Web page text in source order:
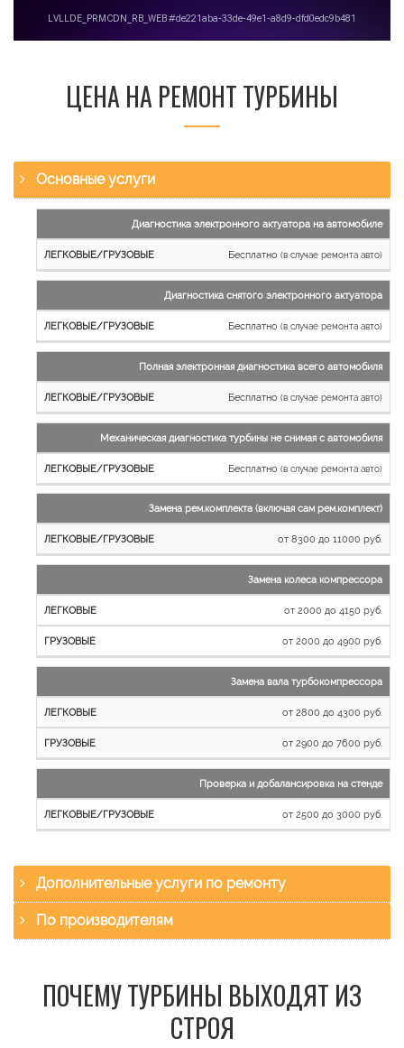
ЦЕНА НА РЕМОНТ ТУРБИНЫ
Основные услуги
работы
Легковые
и
Грузовые
автомобили
Диагностика электронного актуатора на автомобиле
Бесплатно (в случае ремонта авто)
Диагностика снятого электронного актуатора
Бесплатно (в случае ремонта авто)
Полная электронная диагностика всего автомобиля
Бесплатно (в случае ремонта авто)
Механическая диагностика турбины не снимая с автомобиля
Бесплатно (в случае ремонта авто)
Замена рем.комплекта (включая сам рем.комплект)
от 8300 до 11000 руб.
Замена колеса компрессора
от 2000 до 4150 руб.
от 2000 до 4900 руб.
Замена вала турбокомпрессора
от 2800 до 4300 руб.
от 2900 до 7600 руб.
Проверка и добалансировка на стенде
от 2500 до 3000 руб.
Дополнительные услуги по ремонту
По производителям
ПОЧЕМУ ТУРБИНЫ ВЫХОДЯТ ИЗ
СТРОЯ